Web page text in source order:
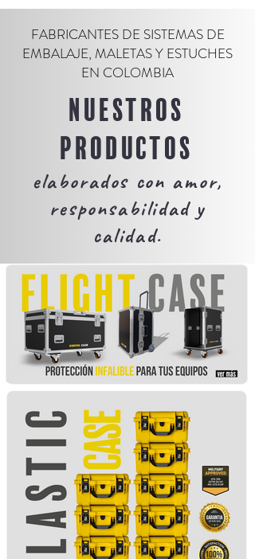
ECONOMIZAR EN PROTEGER ES
FABRICANTES DE SISTEMAS DE
EMBALAJE, MALETAS Y ESTUCHES
EN COLOMBIA
NUESTROS
PRODUCTOS
elaborados con amor,
responsabilidad y
calidad.